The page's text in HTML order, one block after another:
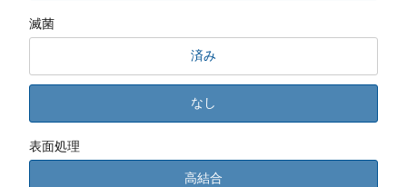
滅菌
済み
なし
表面処理
高結合